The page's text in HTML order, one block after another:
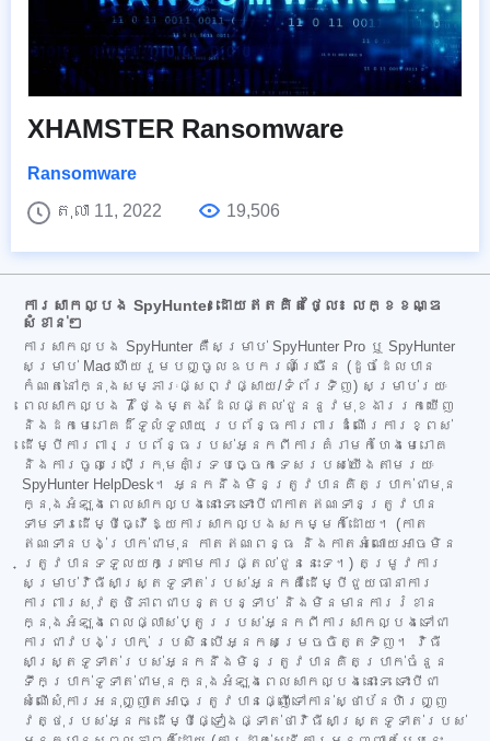
XHAMSTER Ransomware
Ransomware
តុលា 11, 2022
19,506
ការសាកល្បង SpyHunter ដោយឥតគិតថ្លៃ៖ លក្ខខណ្ឌ
សំខាន់ៗ
ការសាកល្បង SpyHunter គឺសម្រាប់ SpyHunter Pro ឬ SpyHunter
សម្រាប់ Mac ហើយរួមបញ្ចូលឧបករណ៍ច្រើន (ដូចដែលបាន
កំណត់នៅក្នុងសម្ភារៈផ្សព្វផ្សាយ/ទំព័រទិញ) សម្រាប់រយៈ
ពេលសាកល្បង 7 ថ្ងៃម្តង ដែលផ្តល់ជូននូវមុខងាររកឃើញ
និងដកមេរោគដ៏ទូលំទូលាយ ប្រព័ន្ធការពារដំណើរការខ្ពស់
ដើម្បីការពារប្រព័ន្ធរបស់អ្នកពីការគំរាមកំហែងមេរោគ
និងការចូលប្រើក្រុមគាំទ្របច្ចេកទេសរបស់យើងតាមរយៈ
SpyHunter HelpDesk។ អ្នកនឹងមិនត្រូវបានគិតប្រាក់ជាមុន
ក្នុងអំឡុងពេលសាកល្បងនោះទេ ទោះបីជាកាតឥណទានត្រូវបាន
ទាមទារដើម្បីធ្វើឱ្យការសាកល្បងសកម្មក៏ដោយ។ (កាត
ឥណទានបង់ប្រាក់ជាមុន កាតឥណពន្ធ និងកាតអំណោយអាចមិន
ត្រូវបានទទួលយកក្រោមការផ្តល់ជូននេះទេ។) តម្រូវការ
សម្រាប់វិធីសាស្ត្រទូទាត់របស់អ្នកគឺដើម្បីជួយធានាការ
ការពារសុវត្ថិភាពជាបន្តបន្ទាប់ និងមិនមានការរំខាន
ក្នុងអំឡុងពេលផ្លាស់ប្តូររបស់អ្នកពីការសាកល្បងទៅជា
ការជាវបង់ប្រាក់ ប្រសិនបើអ្នកសម្រេចចិត្តទិញ។ វិធី
សាស្ត្រទូទាត់របស់អ្នកនឹងមិនត្រូវបានគិតប្រាក់ចំនួន
ទឹកប្រាក់ទូទាត់ជាមុនក្នុងអំឡុងពេលសាកល្បងនោះទេ ទោះបីជា
សំណើសុំការអនុញ្ញាតអាចត្រូវបានផ្ញើទៅកាន់ស្ថាប័នហិរញ្ញ
វត្ថុរបស់អ្នក ដើម្បីផ្ទៀងផ្ទាត់ថាវិធីសាស្ត្រទូទាត់របស់